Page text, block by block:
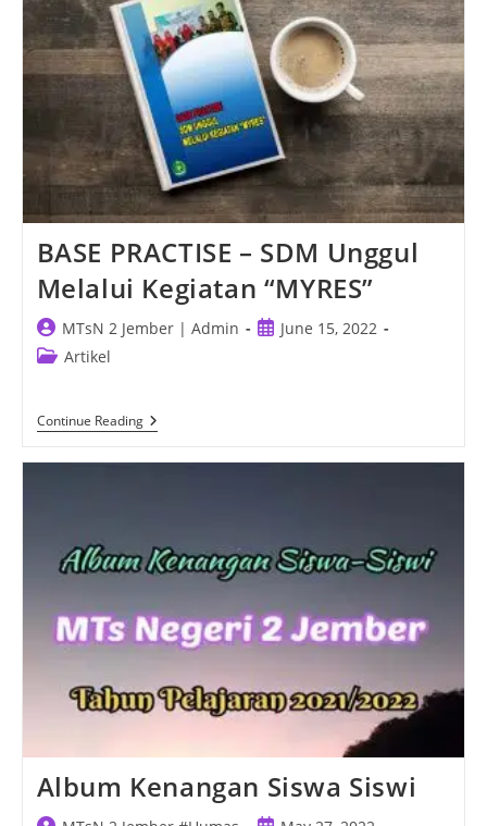
BASE PRACTISE – SDM Unggul
Melalui Kegiatan “MYRES”
Post
author:
MTsN 2 Jember | Admin
PostJune 15, 2022
PostArtikel
Continue ReadingBASE
PRACTISE
“MYRES”
Album Kenangan Siswa Siswi